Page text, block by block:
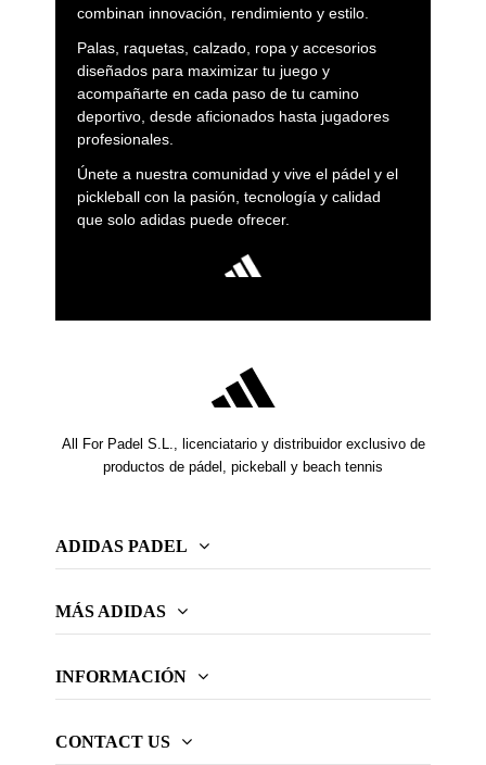
combinan innovación, rendimiento y estilo.
Palas, raquetas, calzado, ropa y accesorios
diseñados para maximizar tu juego y
acompañarte en cada paso de tu camino
deportivo, desde aficionados hasta jugadores
profesionales.
Únete a nuestra comunidad y vive el pádel y el
pickleball con la pasión, tecnología y calidad
que solo adidas puede ofrecer.
All For Padel S.L., licenciatario y distribuidor exclusivo de
productos de pádel, pickeball y beach tennis
ADIDAS PADEL
MÁS ADIDAS
INFORMACIÓN
CONTACT US